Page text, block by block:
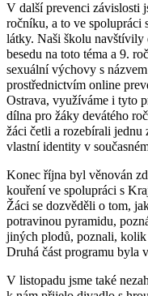
V další prevenci závislosti
ročníku, a to ve spolupráci
látky. Naši školu
besedu na toto téma a 9.
sexuální výchovy s
prostřednictvím online
Ostrava, využíváme i tyto
dílna pro žáky devátého
žáci četli a rozebírali
vlastní identity v
Konec října byl věnován
kouření ve spolupráci s
Žáci se dozvěděli o tom,
potravinou pyramidu,
jiných plodů, poznali, kolik
Druhá část programu byla
V listopadu jsme také